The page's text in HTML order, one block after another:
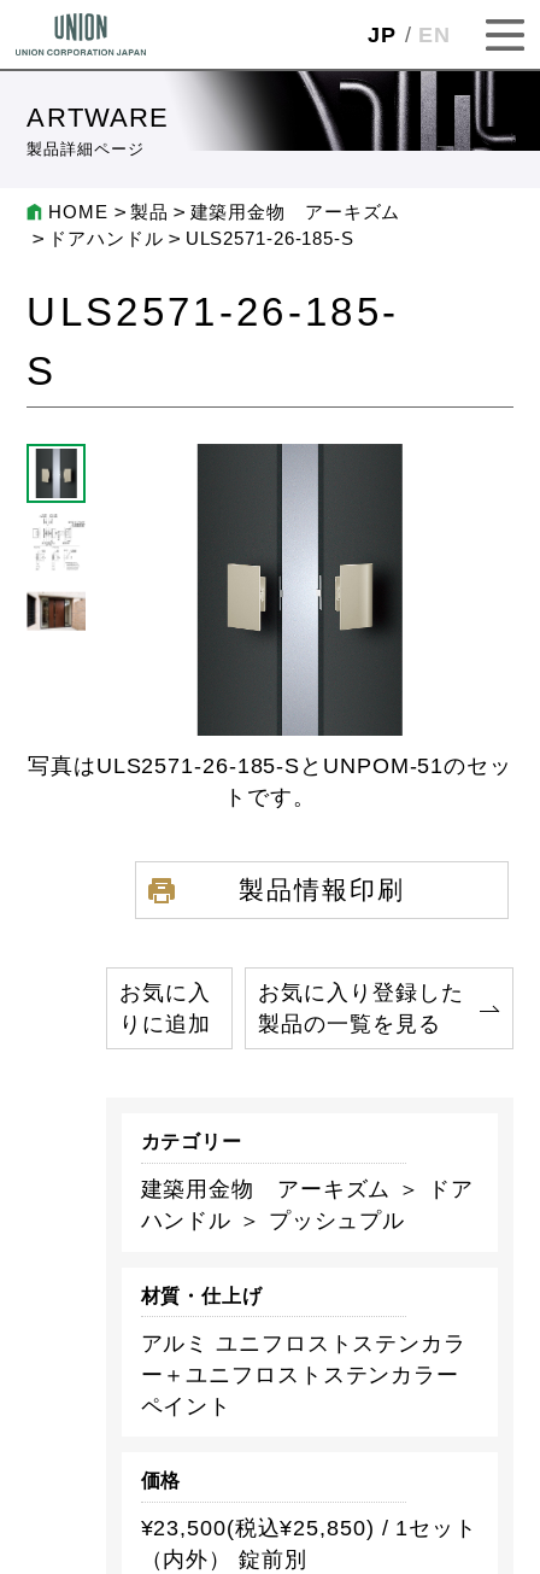
JP EN
ARTWARE
製品詳細ページ
HOME 製品
建築用金物 アーキズム
ドアハンドル
ULS2571-26-185-S
ULS2571-26-185-
S
写真はULS2571-26-185-SとUNPOM-51のセッ
トです。
製品情報印刷
お気に入
りに追加
お気に入り登録した
製品の一覧を見る
カテゴリー
建築用金物 アーキズム ＞ ドア
ハンドル ＞ プッシュプル
材質・仕上げ
アルミ ユニフロストステンカラ
ー＋ユニフロストステンカラー
ペイント
価格
¥23,500(税込¥25,850) / 1セット
（内外） 錠前別